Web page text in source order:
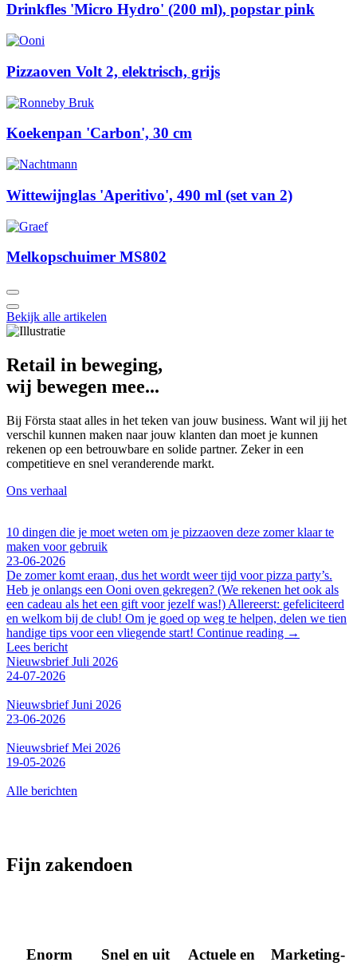
Drinkfles 'Micro Hydro' (200 ml), popstar pink
Pizzaoven Volt 2, elektrisch, grijs
Koekenpan 'Carbon', 30 cm
Wittewijnglas 'Aperitivo', 490 ml (set van 2)
Melkopschuimer MS802
Bekijk alle artikelen
Retail in beweging,
wij bewegen mee...
Bij Första staat alles in het teken van jouw business. Want wil jij het
verschil kunnen maken naar jouw klanten dan moet je kunnen
rekenen op een betrouwbare en solide partner. Zeker in een
competitieve en snel veranderende markt.
Ons verhaal
10 dingen die je moet weten om je pizzaoven deze zomer klaar te
maken voor gebruik
23-06-2026
De zomer komt eraan, dus het wordt weer tijd voor pizza party’s.
Heb je onlangs een Ooni oven gekregen? (We rekenen het ook als
een cadeau als het een gift voor jezelf was!) Allereerst: gefeliciteerd
en welkom bij de club! Om je goed op weg te helpen, delen we tien
handige tips voor een vliegende start! Continue reading →
Lees bericht
Nieuwsbrief Juli 2026
24-07-2026
Nieuwsbrief Juni 2026
23-06-2026
Nieuwsbrief Mei 2026
19-05-2026
Alle berichten
Fijn zakendoen
Enorm
Snel en uit
Actuele en
Marketing-